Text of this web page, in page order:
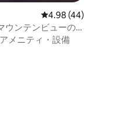
平均評価
レビュー44件、5つ星
4.98 (44)
ウンテンビューの
キングベッド、
アメニティ・設備